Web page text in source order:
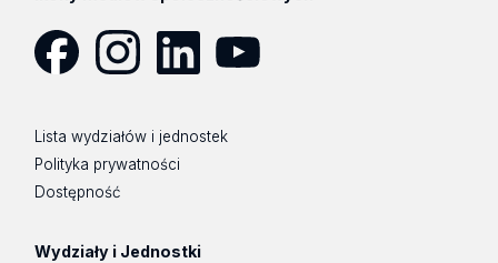
Lista wydziałów i jednostek
Polityka prywatności
Dostępność
Wydziały i Jednostki